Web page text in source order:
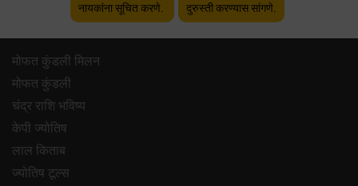
नायकांना सूचित करणे. दुरुस्ती करण्यास सांगणे.
मोफत कुंडली मिलन
मोफत कुंडली
चंद्र राशि भविष्य
केपी ज्योतिष
लाल किताब
ज्योतिष टूल्स